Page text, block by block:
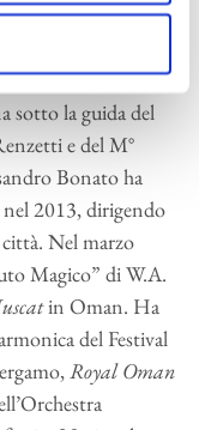
italiano. Ha
avviato
dal M° Vittorio
sotto la guida del
e del M°
Bonato ha
2013, dirigendo
Nel marzo
Magico” di W.A.
in Oman. Ha
del Festival
Royal Oman